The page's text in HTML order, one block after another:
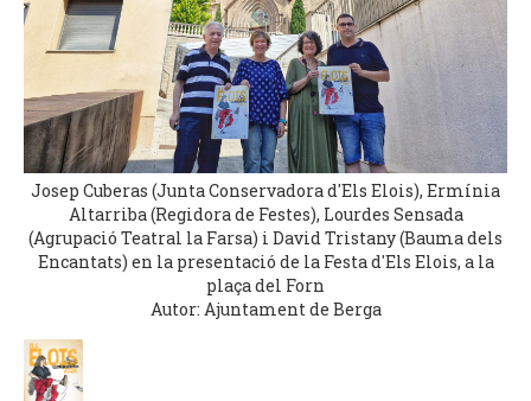
Josep Cuberas (Junta Conservadora d'Els Elois), Ermínia
Altarriba (Regidora de Festes), Lourdes Sensada
(Agrupació Teatral la Farsa) i David Tristany (Bauma dels
Encantats) en la presentació de la Festa d'Els Elois, a la
plaça del Forn
Autor: Ajuntament de Berga